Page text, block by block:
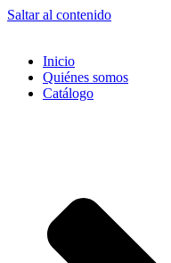
Saltar al contenido
Inicio
Quiénes somos
Catálogo